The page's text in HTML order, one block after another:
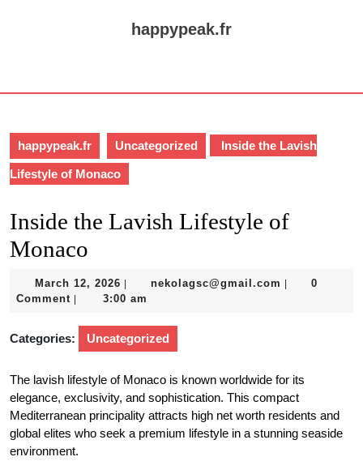
happypeak.fr
happypeak.fr Uncategorized Inside the Lavish
Lifestyle of Monaco
Inside the Lavish Lifestyle of
Monaco
March 12, 2026 March
12,
nekolagsc@gmail.com
0
Comment
3:00 am
Categories: Uncategorized
The lavish lifestyle of Monaco is known worldwide for its
elegance, exclusivity, and sophistication. This compact
Mediterranean principality attracts high net worth residents and
global elites who seek a premium lifestyle in a stunning seaside
environment.